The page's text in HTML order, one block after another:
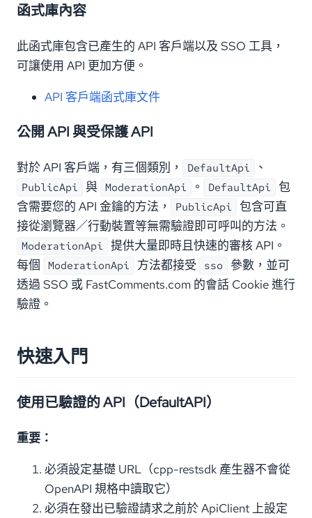
函式庫內容
此函式庫包含已產生的 API 客戶端以及 SSO 工具，
可讓使用 API 更加方便。
API 客戶端函式庫文件
公開 API 與受保護 API
對於 API 客戶端，有三個類別， DefaultApi 、
PublicApi 與 ModerationApi 。 DefaultApi 包
含需要您的 API 金鑰的方法，
PublicApi 包含可直
接從瀏覽器／行動裝置等無需驗證即可呼叫的方法。
ModerationApi 提供大量即時且快速的審核 API。
每個 ModerationApi 方法都接受 sso
參數，並可
透過 SSO 或 FastComments.com 的會話 Cookie 進行
驗證。
快速入門
使用已驗證的 API（DefaultAPI）
重要：
必須設定基礎 URL（cpp-restsdk 產生器不會從
OpenAPI 規格中讀取它）
必須在發出已驗證請求之前於 ApiClient 上設定